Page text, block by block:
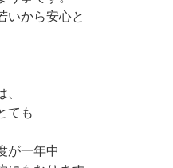
いから安心と
ても
が一年中